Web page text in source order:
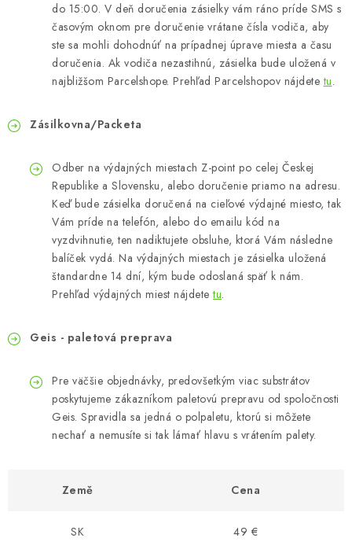
do 15:00. V deň doručenia zásielky vám ráno príde SMS s
časovým oknom pre doručenie vrátane čísla vodiča, aby
ste sa mohli dohodnúť na prípadnej úprave miesta a času
doručenia. Ak vodiča nezastihnú, zásielka bude uložená v
najbližšom Parcelshope. Prehľad Parcelshopov nájdetetu.
Zásilkovna/Packeta
Odber na výdajných miestach Z-point po celej Českej
Republike a Slovensku, alebo doručenie priamo na adresu.
Keď bude zásielka doručená na cieľové výdajné miesto, tak
Vám príde na telefón, alebo do emailu kód na
vyzdvihnutie, ten nadiktujete obsluhe, ktorá Vám následne
balíček vydá. Na výdajných miestach je zásielka uložená
štandardne 14 dní, kým bude odoslaná späť k nám.
Prehľad výdajných miest nájdetetu.
Geis - paletová preprava
Pre väčšie objednávky, predovšetkým viac substrátov
poskytujeme zákazníkom paletovú prepravu od spoločnosti
Geis. Spravidla sa jedná o polpaletu, ktorú si môžete
nechať a nemusíte si tak lámať hlavu s vrátením palety.
Země Cena
SK 49 €